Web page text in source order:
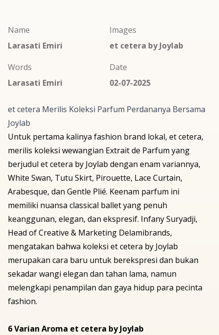
Name
Larasati Emiri
Images
et cetera by Joylab
Words
Larasati Emiri
Date
02-07-2025
et cetera Merilis Koleksi Parfum Perdananya Bersama
Joylab
Untuk pertama kalinya fashion brand lokal, et cetera,
merilis koleksi wewangian Extrait de Parfum yang
berjudul et cetera by Joylab dengan enam variannya,
White Swan, Tutu Skirt, Pirouette, Lace Curtain,
Arabesque, dan Gentle Plié. Keenam parfum ini
memiliki nuansa classical balletyang penuh
keanggunan, elegan, dan ekspresif. Infany Suryadji,
Head of Creative & Marketing Delamibrands,
mengatakan bahwa koleksi et cetera by Joylab
merupakan cara baru untuk berekspresi dan bukan
sekadar wangi elegan dan tahan lama, namun
melengkapi penampilan dan gaya hidup para pecinta
fashion.
6 Varian Aroma et cetera by Joylab